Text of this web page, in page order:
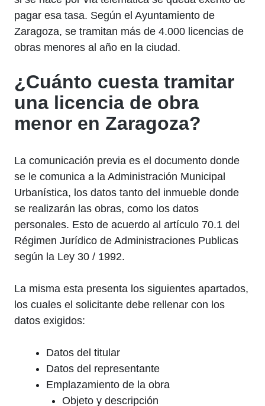
pagar esa tasa. Según el Ayuntamiento de
Zaragoza, se tramitan más de 4.000 licencias de
obras menores al año en la ciudad.
¿Cuánto cuesta tramitar
una licencia de obra
menor en Zaragoza?
La comunicación previa es el documento donde
se le comunica a la Administración Municipal
Urbanística, los datos tanto del inmueble donde
se realizarán las obras, como los datos
personales. Esto de acuerdo al artículo 70.1 del
Régimen Jurídico de Administraciones Publicas
según la Ley 30 / 1992.
La misma esta presenta los siguientes apartados,
los cuales el solicitante debe rellenar con los
datos exigidos:
Datos del titular
Datos del representante
Emplazamiento de la obra
Objeto y descripción